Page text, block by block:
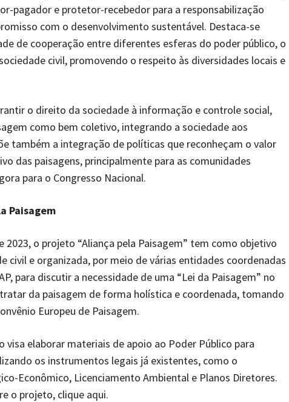
pagador e protetor-recebedor para a responsabilização
com o desenvolvimento sustentável. Destaca-se
de cooperação entre diferentes esferas do poder público, o
civil, promovendo o respeito às diversidades locais e
o direito da sociedade à informação e controle social,
como bem coletivo, integrando a sociedade aos
também a integração de políticas que reconheçam o valor
das paisagens, principalmente para as comunidades
para o Congresso Nacional.
Paisagem
2023, o projeto “Aliança pela Paisagem” tem como objetivo
civil e organizada, por meio de várias entidades coordenadas
para discutir a necessidade de uma “Lei da Paisagem” no
tratar da paisagem de forma holística e coordenada, tomando
Europeu de Paisagem.
visa elaborar materiais de apoio ao Poder Público para
os instrumentos legais já existentes, como o
Econômico, Licenciamento Ambiental e Planos Diretores.
o projeto, clique aqui.